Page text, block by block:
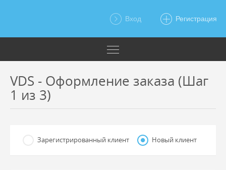
Вход Регистрация
VDS - Оформление заказа (Шаг
1 из 3)
Зарегистрированный клиент Новый клиент